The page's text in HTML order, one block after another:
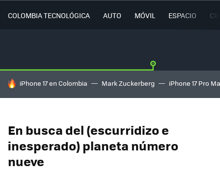
COLOMBIA TECNOLÓGICA AUTO MÓVIL ESPACIO
HOY SE HABLA DE
iPhone 17 en Colombia Mark Zuckerberg iPhone 17 Pro
En busca del (escurridizo e
inesperado) planeta número
nueve